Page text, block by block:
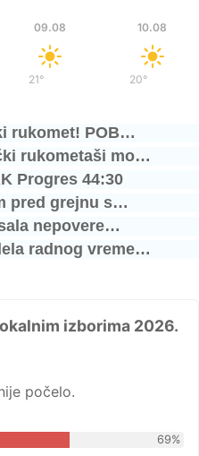
09.08
21°/
10.08
20°
rukomet! POB…
rukometaši mo…
Progres 44:30
pred grejnu s…
nepovere…
radnog vreme…
izborima 2026.
počelo.
69%